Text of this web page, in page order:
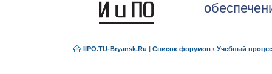
IIPO.TU-Bryansk.Ru | Список форумов ‹ Учебный